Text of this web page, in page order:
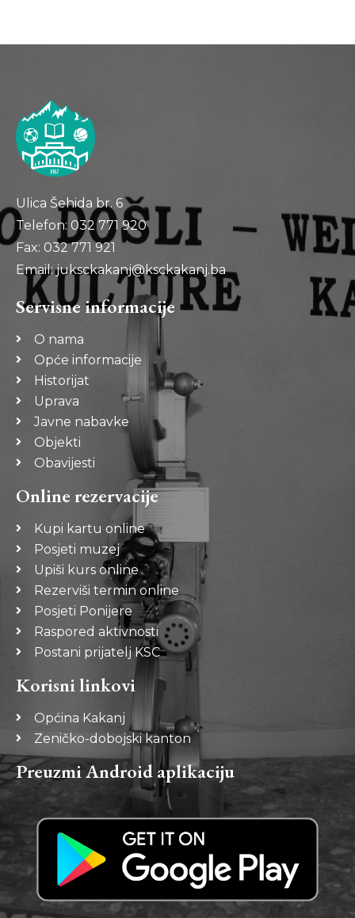
Ulica Šehida br. 6
Telefon: 032 771 920
Fax: 032 771 921
Email: juksckakanj@ksckakanj.ba
Servisne informacije
O nama
Opće informacije
Historijat
Uprava
Javne nabavke
Objekti
Obavijesti
Online rezervacije
Kupi kartu online
Posjeti muzej
Upiši kurs online
Rezerviši termin online
Posjeti Ponijere
Raspored aktivnosti
Postani prijatelj KSC
Korisni linkovi
Općina Kakanj
Zeničko-dobojski kanton
Preuzmi Android aplikaciju